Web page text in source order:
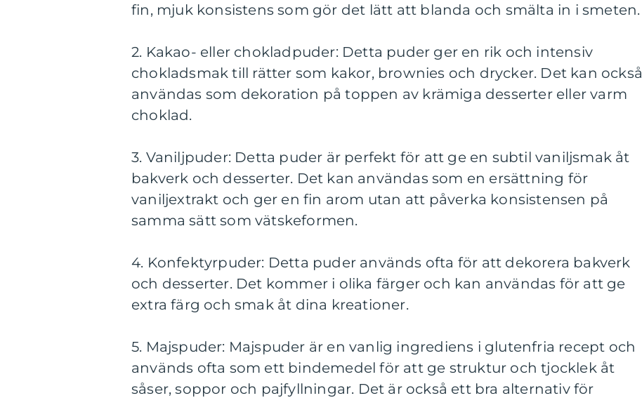
fin, mjuk konsistens som gör det lätt att blanda och smälta in i smeten.
2. Kakao- eller chokladpuder: Detta puder ger en rik och intensiv
chokladsmak till rätter som kakor, brownies och drycker. Det kan också
användas som dekoration på toppen av krämiga desserter eller varm
choklad.
3. Vaniljpuder: Detta puder är perfekt för att ge en subtil vaniljsmak åt
bakverk och desserter. Det kan användas som en ersättning för
vaniljextrakt och ger en fin arom utan att påverka konsistensen på
samma sätt som vätskeformen.
4. Konfektyrpuder: Detta puder används ofta för att dekorera bakverk
och desserter. Det kommer i olika färger och kan användas för att ge
extra färg och smak åt dina kreationer.
5. Majspuder: Majspuder är en vanlig ingrediens i glutenfria recept och
används ofta som ett bindemedel för att ge struktur och tjocklek åt
såser, soppor och pajfyllningar. Det är också ett bra alternativ för